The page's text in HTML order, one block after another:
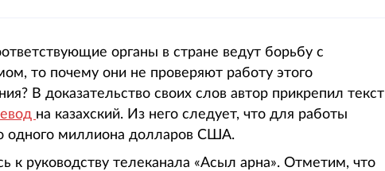
органы в стране ведут борьбу с
то почему они не проверяют работу этого
В доказательство своих слов автор прикрепил текст
на казахский. Из него следует, что для работы
одного миллиона долларов США.
к руководству телеканала «Асыл арна». Отметим, что